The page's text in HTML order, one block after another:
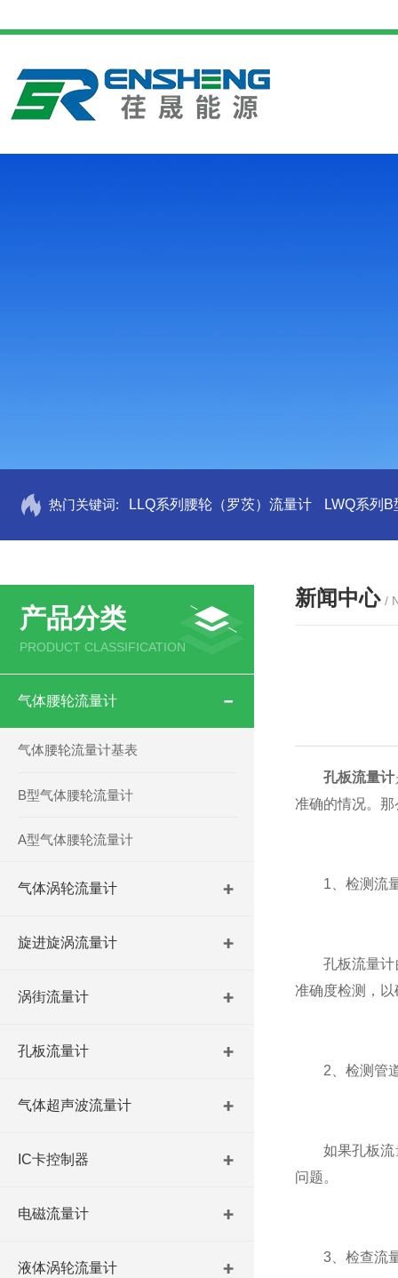
热门关键词: LLQ系列腰轮（罗茨）流量计 LWQ系列
产品分类
PRODUCT CLASSIFICATION
气体腰轮流量计
气体腰轮流量计基表
B型气体腰轮流量计
A型气体腰轮流量计
气体涡轮流量计
旋进旋涡流量计
涡街流量计
孔板流量计
气体超声波流量计
IC卡控制器
电磁流量计
液体涡轮流量计
新闻中心 /
孔板流量计
准确的情况。
1、检测流量
孔板流量计的
准确度检测，
2、检测管道
如果孔板流量
问题。
3、检查流量